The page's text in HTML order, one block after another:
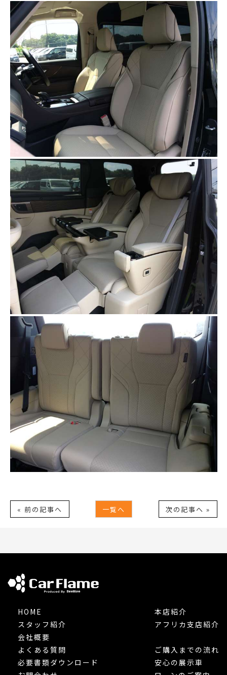
« 前の記事へ 一覧へ 次の記事へ »
HOME
スタッフ紹介
会社概要
本店紹介
アフリカ支店紹介
よくある質問
必要書類ダウンロード
ご購入までの流れ
安心の展示車